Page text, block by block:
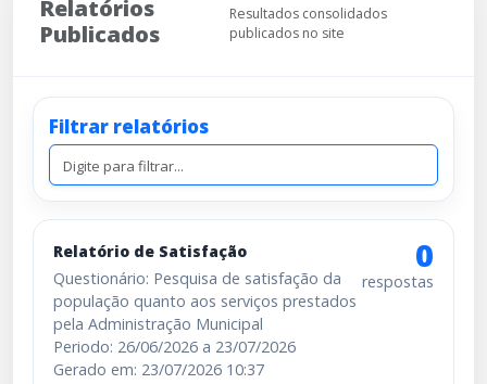
Relatórios
Publicados
Resultados consolidados
publicados no site
Filtrar relatórios
Relatório de Satisfação
Questionário: Pesquisa de satisfação da
população quanto aos serviços prestados
pela Administração Municipal
Periodo: 26/06/2026 a 23/07/2026
Gerado em: 23/07/2026 10:37
0
respostas